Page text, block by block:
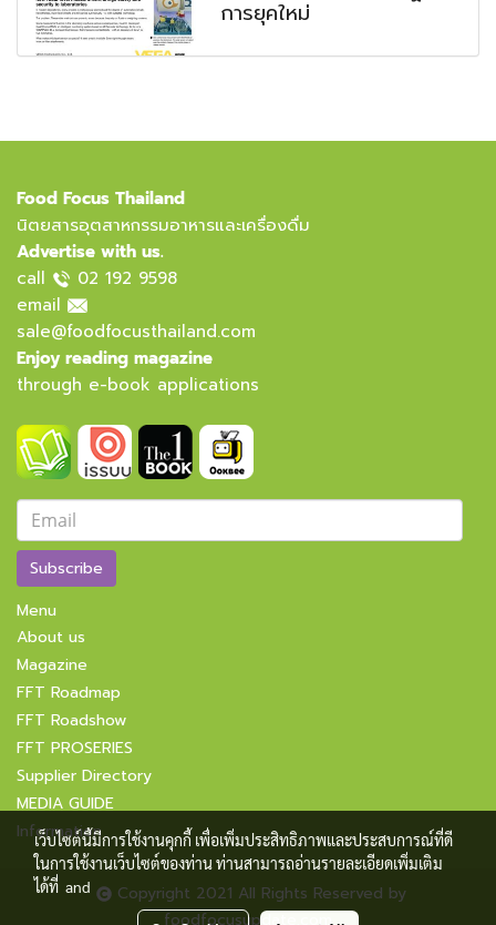
การยุคใหม่
Food Focus Thailand
นิตยสารอุตสาหกรรมอาหารและเครื่องดื่ม
Advertise with us.
call
02 192 9598
email
sale@foodfocusthailand.com
Enjoy reading magazine
through e-book applications
Subscribe
Menu
About us
Magazine
FFT Roadmap
FFT Roadshow
FFT PROSERIES
Supplier Directory
MEDIA GUIDE
Information
Copyright 2021 All Rights Reserved by
foodfocusupdate.com
เว็บไซต์นี้มีการใช้งานคุกกี้ เพื่อเพิ่มประสิทธิภาพและประสบการณ์ที่ดี
ในการใช้งานเว็บไซต์ของท่าน ท่านสามารถอ่านรายละเอียดเพิ่มเติม
ได้ที่ and